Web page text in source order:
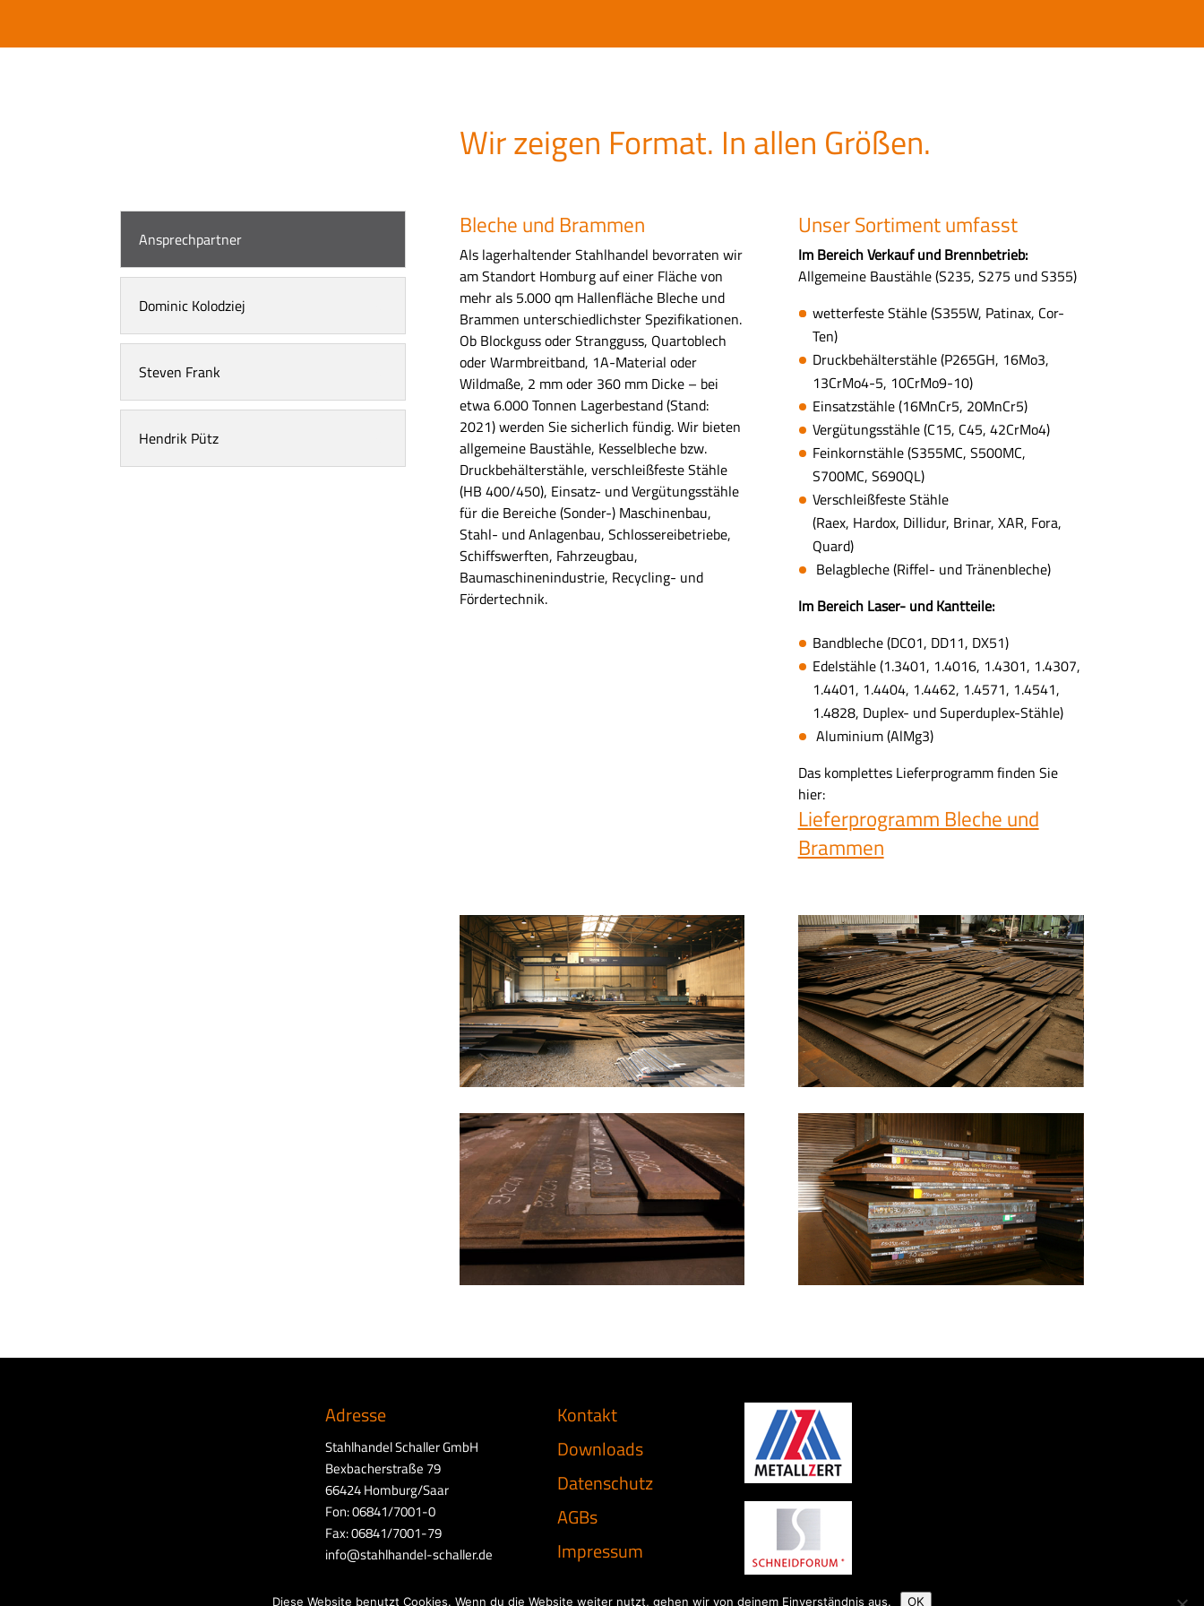
Wir zeigen Format. In allen Größen.
Ansprechpartner
Dominic Kolodziej
Steven Frank
Hendrik Pütz
Bleche und Brammen
Als lagerhaltender Stahlhandel bevorraten wir
am Standort Homburg auf einer Fläche von
mehr als 5.000 qm Hallenfläche Bleche und
Brammen unterschiedlichster Spezifikationen.
Ob Blockguss oder Strangguss, Quartoblech
oder Warmbreitband, 1A-Material oder
Wildmaße, 2 mm oder 360 mm Dicke – bei
etwa 6.000 Tonnen Lagerbestand (Stand:
2021) werden Sie sicherlich fündig. Wir bieten
allgemeine Baustähle, Kesselbleche bzw.
Druckbehälterstähle, verschleißfeste Stähle
(HB 400/450), Einsatz- und Vergütungsstähle
für die Bereiche (Sonder-) Maschinenbau,
Stahl- und Anlagenbau, Schlossereibetriebe,
Schiffswerften, Fahrzeugbau,
Baumaschinenindustrie, Recycling- und
Fördertechnik.
Unser Sortiment umfasst
Im Bereich Verkauf und Brennbetrieb:
Allgemeine Baustähle (S235, S275 und S355)
wetterfeste Stähle (S355W, Patinax, Cor-
Ten)
Druckbehälterstähle (P265GH, 16Mo3,
13CrMo4-5, 10CrMo9-10)
Einsatzstähle (16MnCr5, 20MnCr5)
Vergütungsstähle (C15, C45, 42CrMo4)
Feinkornstähle (S355MC, S500MC,
S700MC, S690QL)
Verschleißfeste Stähle
(Raex, Hardox, Dillidur, Brinar, XAR, Fora,
Quard)
Belagbleche (Riffel- und Tränenbleche)
Im Bereich Laser- und Kantteile:
Bandbleche (DC01, DD11, DX51)
Edelstähle (1.3401, 1.4016, 1.4301, 1.4307,
1.4401, 1.4404, 1.4462, 1.4571, 1.4541,
1.4828, Duplex- und Superduplex-Stähle)
Aluminium (AlMg3)
Das komplettes Lieferprogramm finden Sie
hier:
Lieferprogramm Bleche und
Brammen
Adresse
Stahlhandel Schaller GmbH
Bexbacherstraße 79
66424 Homburg/Saar
Fon: 06841/7001-0
Fax: 06841/7001-79
info@stahlhandel-schaller.de
Kontakt
Downloads
Datenschutz
AGBs
Impressum
Diese Website benutzt Cookies. Wenn du die Website weiter nutzt, gehen wir von deinem Einverständnis aus. OK